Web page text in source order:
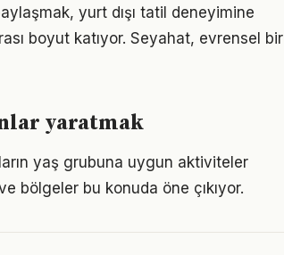
yurt dışı tatil deneyimine
boyut katıyor. Seyahat, evrensel bir
yaratmak
yaş grubuna uygun aktiviteler
bölgeler bu konuda öne çıkıyor.